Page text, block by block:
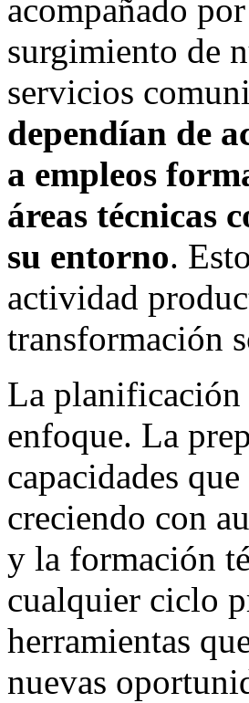
acompañado
surgimiento de
servicios
dependían de
a empleos
áreas técnicas
su entorno.
actividad
transformación
La planificación
enfoque. La
capacidades
creciendo con
y la formación
cualquier ciclo
herramientas
nuevas